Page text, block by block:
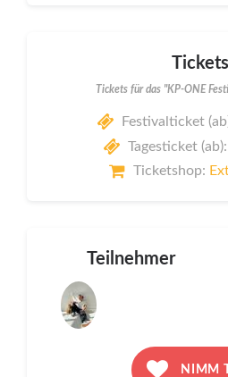
Tickets
Tickets für das "KP-ONE
Festivalticket
Tagesticket
Ticketshop:
Teilnehmer
NIMM